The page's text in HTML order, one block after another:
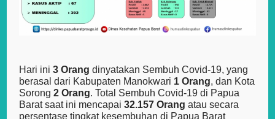
Hari ini3 Orang dinyatakan Sembuh Covid-19, yang
berasal dari Kabupaten Manokwari 1 Orang, dan Kota
Sorong2 Orang. Total Sembuh Covid-19 di Papua
Barat saat ini mencapai32.157 Orangatau secara
persentase tingkat kesembuhan di Papua Barat